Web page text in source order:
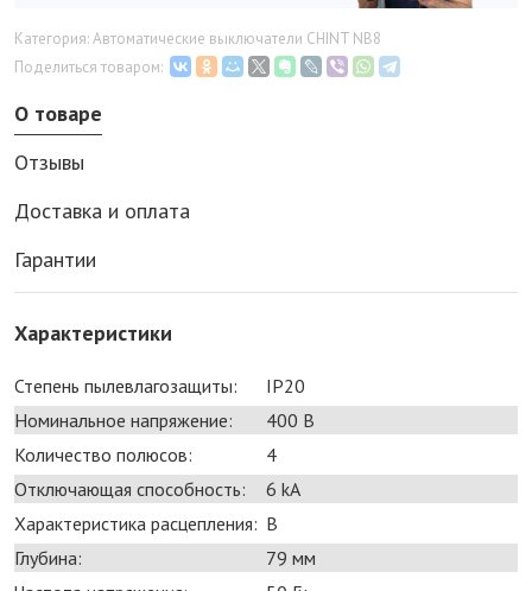
Категория: Автоматические выключатели CHINT NB8
Поделиться товаром:
О товаре
Отзывы
Доставка и оплата
Гарантии
Характеристики
Степень пылевлагозащиты:
IP20
Номинальное напряжение:
400 В
Количество полюсов:
4
Отключающая способность:
6 kA
Характеристика расцепления: B
Глубина:
79 мм